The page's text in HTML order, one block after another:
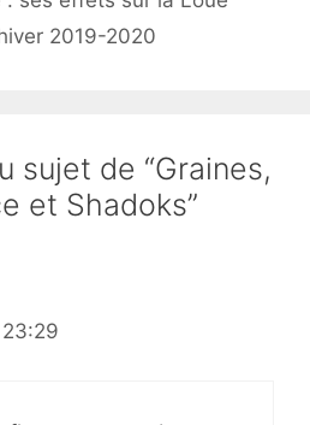
2019-2020
sujet de “Graines,
et Shadoks”